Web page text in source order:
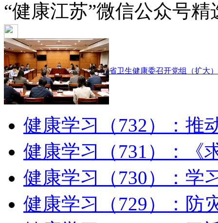
“健康江苏”微信公众号精
省卫生健康委召开党组（扩大
健康学习（732）：推
健康学习（731）：《
健康学习（730）：学
健康学习（729）：防